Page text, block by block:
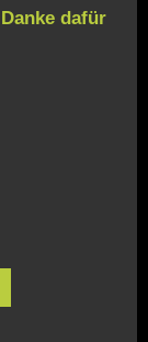
dafür